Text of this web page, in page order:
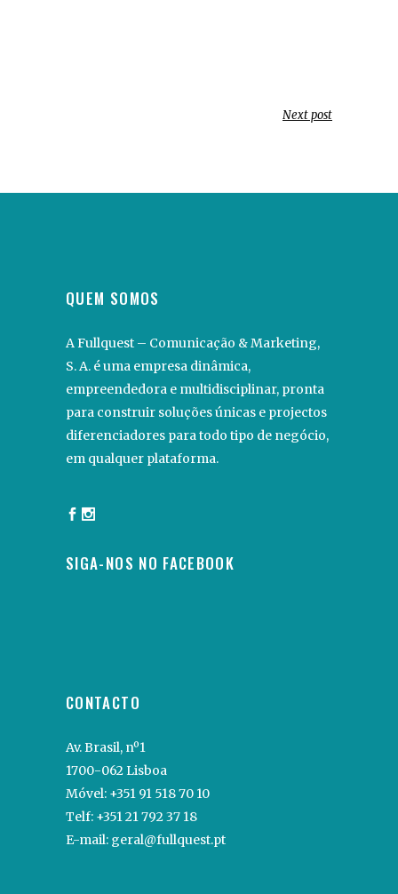
Next post
QUEM SOMOS
A Fullquest – Comunicação & Marketing,
S. A. é uma empresa dinâmica,
empreendedora e multidisciplinar, pronta
para construir soluções únicas e projectos
diferenciadores para todo tipo de negócio,
em qualquer plataforma.
SIGA-NOS NO FACEBOOK
CONTACTO
Av. Brasil, nº1
1700-062 Lisboa
Móvel: +351 91 518 70 10
Telf: +351 21 792 37 18
E-mail: geral@fullquest.pt